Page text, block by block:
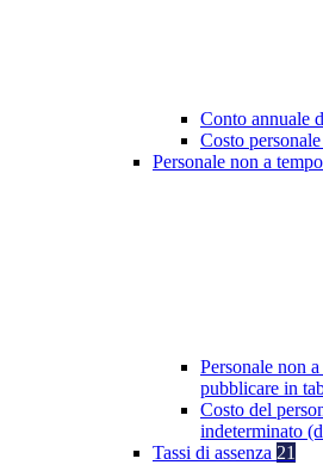
Conto annuale
Costo
Personale non a
Personale non
pubblicare in
Costo del
indeterminato
Tassi di assenza 21